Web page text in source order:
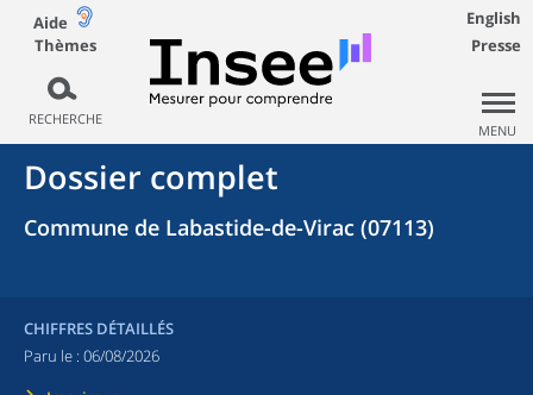
Aide
Thèmes
RECHERCHE
English
Presse
MENU
Dossier complet
Commune de Labastide-de-Virac (07113)
CHIFFRES DÉTAILLÉS
Paru le : 06/08/2026